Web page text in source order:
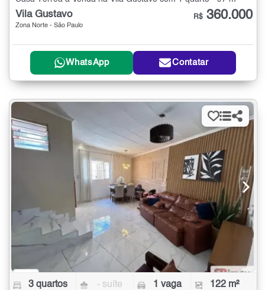
Vila Gustavo
Zona Norte - São Paulo
R$ 360.000
WhatsApp Contatar
3 quartos - suíte 1 vaga 122 m²